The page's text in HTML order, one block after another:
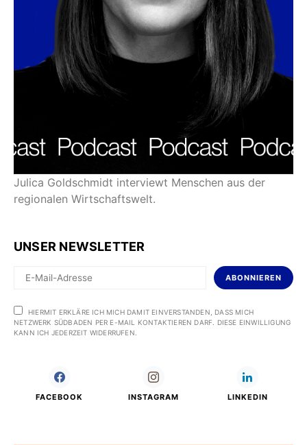
Julica Goldschmidt interviewt Menschen aus der
regionalen Wirtschaftswelt.
UNSER NEWSLETTER
ABONNIEREN
HIERMIT ERKLÄRE ICH MICH DAMIT EINVERSTANDEN, DASS MICH
NETZWERK SÜDBADEN PER E-MAIL KONTAKTIEREN DARF. DIESE EINWILLIGUNG
KANN ICH JEDERZEIT WIDERRUFEN.
FACEBOOK INSTAGRAM LINKEDIN